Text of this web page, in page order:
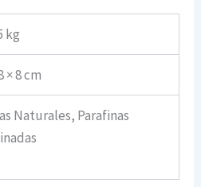
kg
× 8 cm
Naturales, Parafinas